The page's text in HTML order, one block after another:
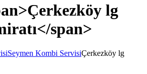
lg
span>
Seymen Kombi ServisiÇerkezköy lg